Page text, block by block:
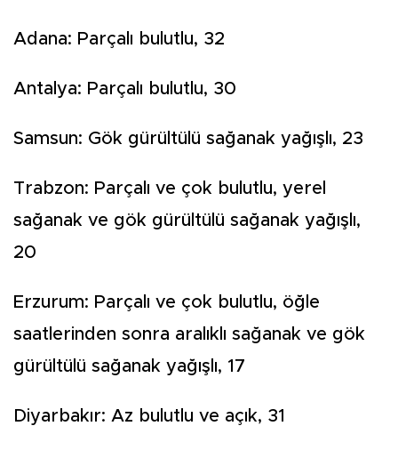
Adana: Parçalı bulutlu, 32
Antalya: Parçalı bulutlu, 30
Samsun: Gök gürültülü sağanak yağışlı, 23
Trabzon: Parçalı ve çok bulutlu, yerel
sağanak ve gök gürültülü sağanak yağışlı,
20
Erzurum: Parçalı ve çok bulutlu, öğle
saatlerinden sonra aralıklı sağanak ve gök
gürültülü sağanak yağışlı, 17
Diyarbakır: Az bulutlu ve açık, 31